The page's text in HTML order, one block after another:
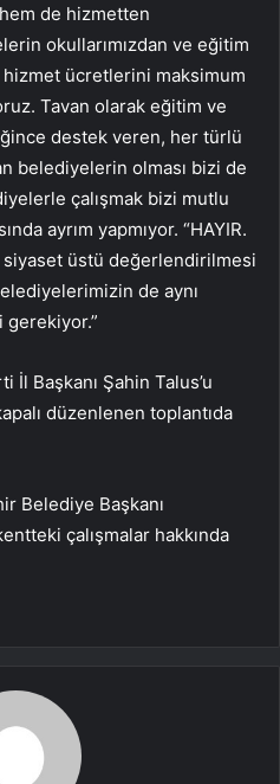
de hizmetten
okullarımızdan ve eğitim
hizmet ücretlerini maksimum
Tavan olarak eğitim ve
destek veren, her türlü
belediyelerin olması bizi de
çalışmak bizi mutlu
ayrım yapmıyor. “HAYIR.
üstü değerlendirilmesi
de aynı
İl Başkanı Şahin Talus’u
düzenlenen toplantıda
Belediye Başkanı
çalışmalar hakkında